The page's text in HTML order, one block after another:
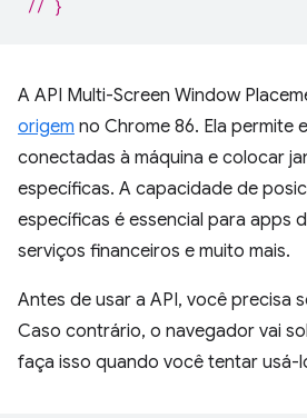
// }
A API Multi-Screen Window
origem no Chrome 86. Ela permite
conectadas à máquina e colocar
específicas. A capacidade de
específicas é essencial para apps
serviços financeiros e muito mais.
Antes de usar a API, você precisa
Caso contrário, o navegador vai
faça isso quando você tentar usá-